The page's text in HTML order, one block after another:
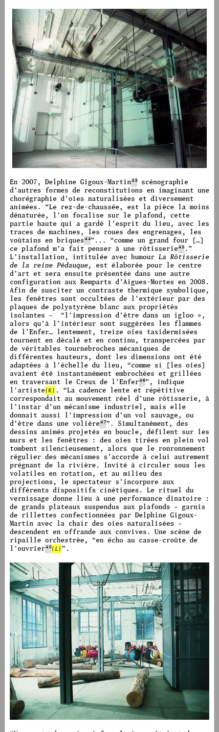
En 2007, Delphine Gigoux-Martin43 scénographie
d’autres formes de reconstitutions en imaginant une
chorégraphie d’oies naturalisées et diversement
animées. “Le rez-de-chaussée, est la pièce la moins
dénaturée, l’on focalise sur le plafond, cette
partie haute qui a gardé l’esprit du lieu, avec les
traces de machines, les roues des engrenages, les
voûtains en briques44”... “comme un grand four […]
ce plafond m’a fait penser à une rôtisserie45.”
L’installation, intitulée avec humour La Rôtisserie
de la reine Pédauque,
est élaborée pour le centre
d’art et sera ensuite présentée dans une autre
configuration aux Remparts d’Aigues-Mortes en 2008.
Afin de susciter un contraste thermique symbolique,
les fenêtres sont occultées de l’extérieur par des
plaques de polystyrène blanc aux propriétés
isolantes –
“l’impression d’être dans un igloo »,
alors qu’à l’intérieur sont suggérées les flammes
de l’Enfer… lentement, treize oies taxidermisées
tournent en décalé et en continu, transpercées par
de véritables tournebroches mécaniques de
différentes hauteurs, dont les dimensions ont été
adaptées à l’échelle du lieu, “comme si [les oies]
avaient été instantanément embrochées et grillées
en traversant le Creux de l’Enfer46”, indique
l'artiste(K) . “La cadence lente et répétitive
correspondait au mouvement réel d’une rôtisserie, à
l’instar d’un mécanisme industriel, mais elle
donnait aussi l’impression d’un vol sauvage, ou
d’être dans une volière47”.Simultanément, des
dessins animés projetés en boucle, défilent sur les
murs et les fenêtres : des oies tirées en plein vol
tombent silencieusement, alors que le ronronnement
régulier des mécanismes s’accorde à celui autrement
prégnant de la rivière. Invité à circuler sous les
volatiles en rotation, et au milieu des
projections, le spectateur s’incorpore aux
différents dispositifs cinétiques. Le rituel du
vernissage donne lieu à une performance dinatoire :
de grands plateaux suspendus aux plafonds – garnis
de rillettes confectionnées par Delphine Gigoux-
Martin avec la chair des oies naturalisées –
descendent en offrande aux convives. Une scène de
ripaille orchestrée, “en écho au casse-croûte de
l'ouvrier48(L) ”.